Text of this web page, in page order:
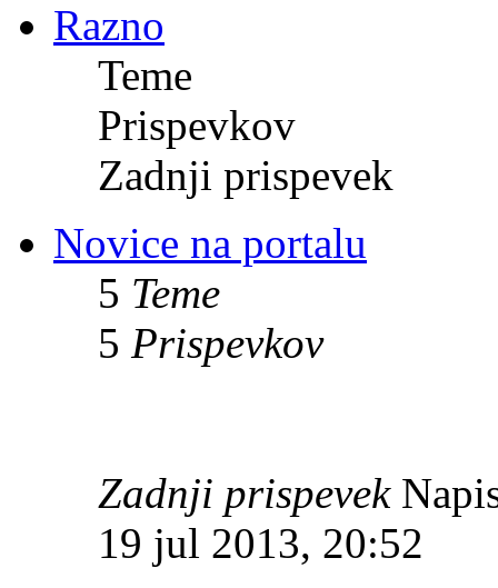
Razno
Teme
Prispevkov
Zadnji prispevek
Novice na portalu
5 Teme
5 Prispevkov
Zadnji prispevek
19 jul 2013, 20:52